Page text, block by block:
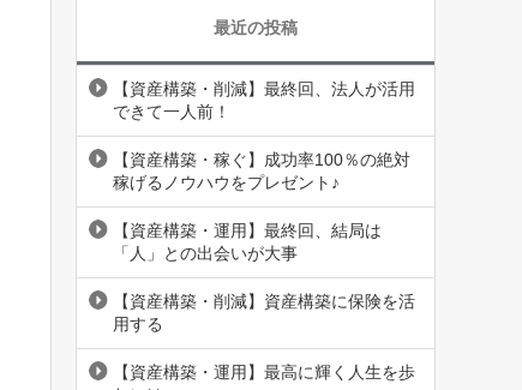
最近の投稿
【資産構築・削減】最終回、法人が活用
できて一人前！
【資産構築・稼ぐ】成功率100％の絶対
稼げるノウハウをプレゼント♪
【資産構築・運用】最終回、結局は
「人」との出会いが大事
【資産構築・削減】資産構築に保険を活
用する
【資産構築・運用】最高に輝く人生を歩